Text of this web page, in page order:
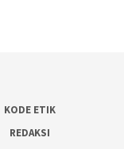
KODE ETIK
REDAKSI